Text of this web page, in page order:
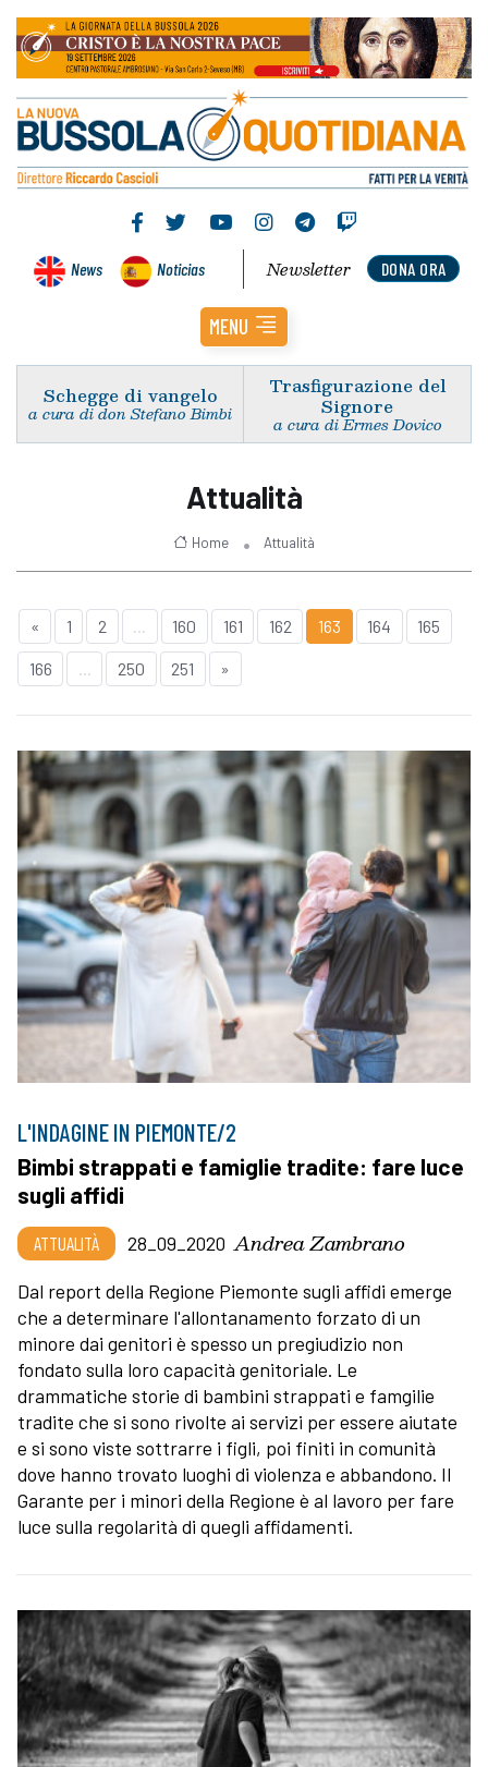
News Noticias DONA ORA
Newsletter
MENU
Schegge di vangelo
a cura di don Stefano Bimbi
Trasfigurazione del
Signore
a cura di Ermes Dovico
Attualità
Home Attualità
« 1 2 160 161 162 163 164 165
166 ... 250 251 »
L'INDAGINE IN PIEMONTE/2
Bimbi strappati e famiglie tradite: fare luce
sugli affidi
ATTUALITÀ 28_09_2020 Andrea Zambrano
Dal report della Regione Piemonte sugli affidi emerge
che a determinare l'allontanamento forzato di un
minore dai genitori è spesso un pregiudizio non
fondato sulla loro capacità genitoriale. Le
drammatiche storie di bambini strappati e famgilie
tradite che si sono rivolte ai servizi per essere aiutate
e si sono viste sottrarre i figli, poi finiti in comunità
dove hanno trovato luoghi di violenza e abbandono. Il
Garante per i minori della Regione è al lavoro per fare
luce sulla regolarità di quegli affidamenti.